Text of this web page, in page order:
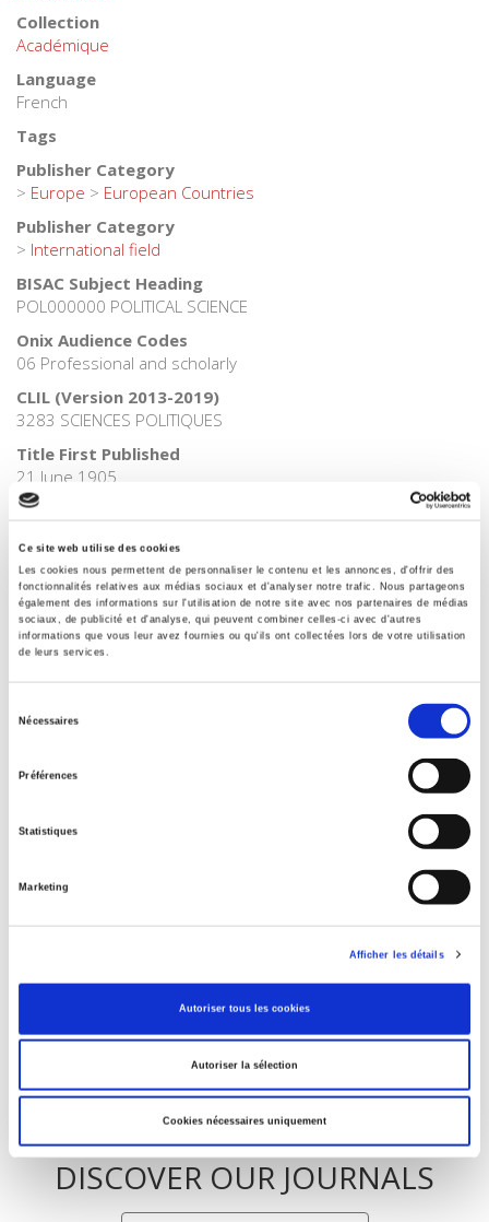
Ce site web utilise des cookies
Les cookies nous permettent de personnaliser le contenu et les annonces, d'offrir des
fonctionnalités relatives aux médias sociaux et d'analyser notre trafic. Nous partageons
également des informations sur l'utilisation de notre site avec nos partenaires de médias
sociaux, de publicité et d'analyse, qui peuvent combiner celles-ci avec d'autres
informations que vous leur avez fournies ou qu'ils ont collectées lors de votre utilisation
de leurs services.
Nécessaires
Préférences
Statistiques
Marketing
Afficher les détails
Autoriser tous les cookies
Autoriser la sélection
Cookies nécessaires uniquement
Collection
Académique
Language
French
Tags
Publisher Category
> Europe > European Countries
Publisher Category
> International field
BISAC Subject Heading
POL000000 POLITICAL SCIENCE
Onix Audience Codes
06 Professional and scholarly
CLIL (Version 2013-2019)
3283 SCIENCES POLITIQUES
Title First Published
21 June 1905
Subject Scheme Identifier Code
Relatedtitles
La ville verte au pied du mur
Salariés en justice
DISCOVER OUR JOURNALS